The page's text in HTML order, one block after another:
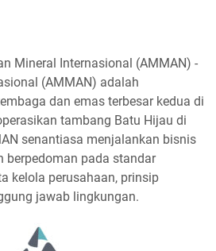
Mineral Internasional (AMMAN) -
(AMMAN) adalah
dan emas terbesar kedua di
tambang Batu Hijau di
senantiasa menjalankan bisnis
berpedoman pada standar
kelola perusahaan, prinsip
jawab lingkungan.